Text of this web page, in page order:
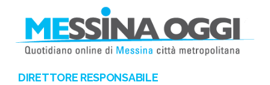
DIRETTORE RESPONSABILE